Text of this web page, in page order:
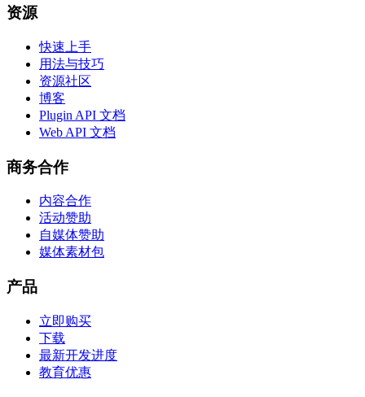
资源
快速上手
用法与技巧
资源社区
博客
Plugin API 文档
Web API 文档
商务合作
内容合作
活动赞助
自媒体赞助
媒体素材包
产品
立即购买
下载
最新开发进度
教育优惠